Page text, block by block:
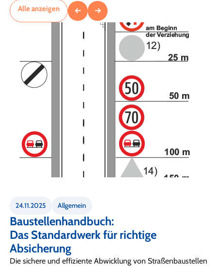
Alle anzeigen
24.11.2025 Allgemein
Baustellenhandbuch:
Das Standardwerk für richtige
Absicherung
Die sichere und effiziente Abwicklung von Straßenbaustellen